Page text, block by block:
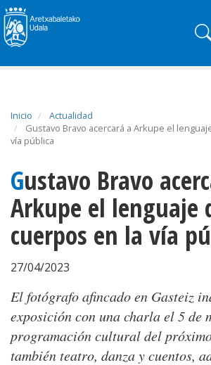
Inicio
Actualidad
Gustavo Bravo acercará a Arkupe el
vía pública
Gustavo Bravo acercará a
Arkupe el lenguaje
cuerpos en la vía
27/04/2023
El fotógrafo afincado en Gasteiz
exposición con una charla el 5 de
programación cultural del
también teatro, danza y cuentos,